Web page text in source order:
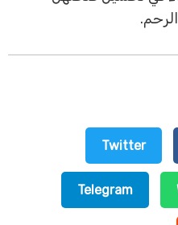
Twitter
Telegram